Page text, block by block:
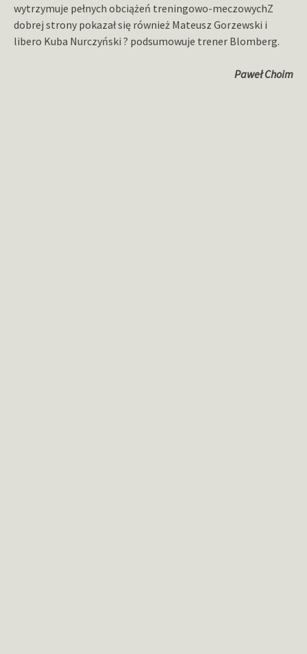
wytrzymuje pełnych obciążeń treningowo-meczowychZ
dobrej strony pokazał się również Mateusz Gorzewski i
libero Kuba Nurczyński ? podsumowuje trener Blomberg.
Paweł Choim